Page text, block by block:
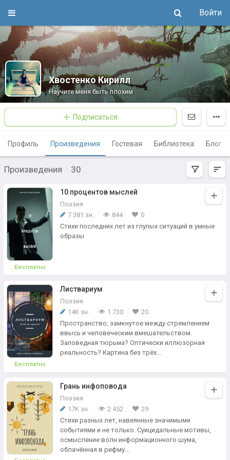
Войти
Хвостенко Кирилл
Научите меня быть плохим
Подписаться
Профиль Произведения Гостевая Библиотека Блог
Произведения · 30
Бесплатно
10 процентов мыслей
Поэзия
7 381 зн.
844
0
Стихи последних лет из глупых ситуаций в умные
образы
Бесплатно
Листвариум
Поэзия
14K зн.
1 730
20
Пространство, замкнутое между стремлением
ввысь и человеческим вмешательством.
Заповедная тюрьма? Оптически иллюзорная
реальность? Картина без трёх...
Грань инфоповода
Поэзия
17K зн.
2 452
29
Стихи разных лет, навеянные значимыми
событиями и не только. Суицидальные мотивы,
осмысление волн информационного шума,
облачённая в рифму...